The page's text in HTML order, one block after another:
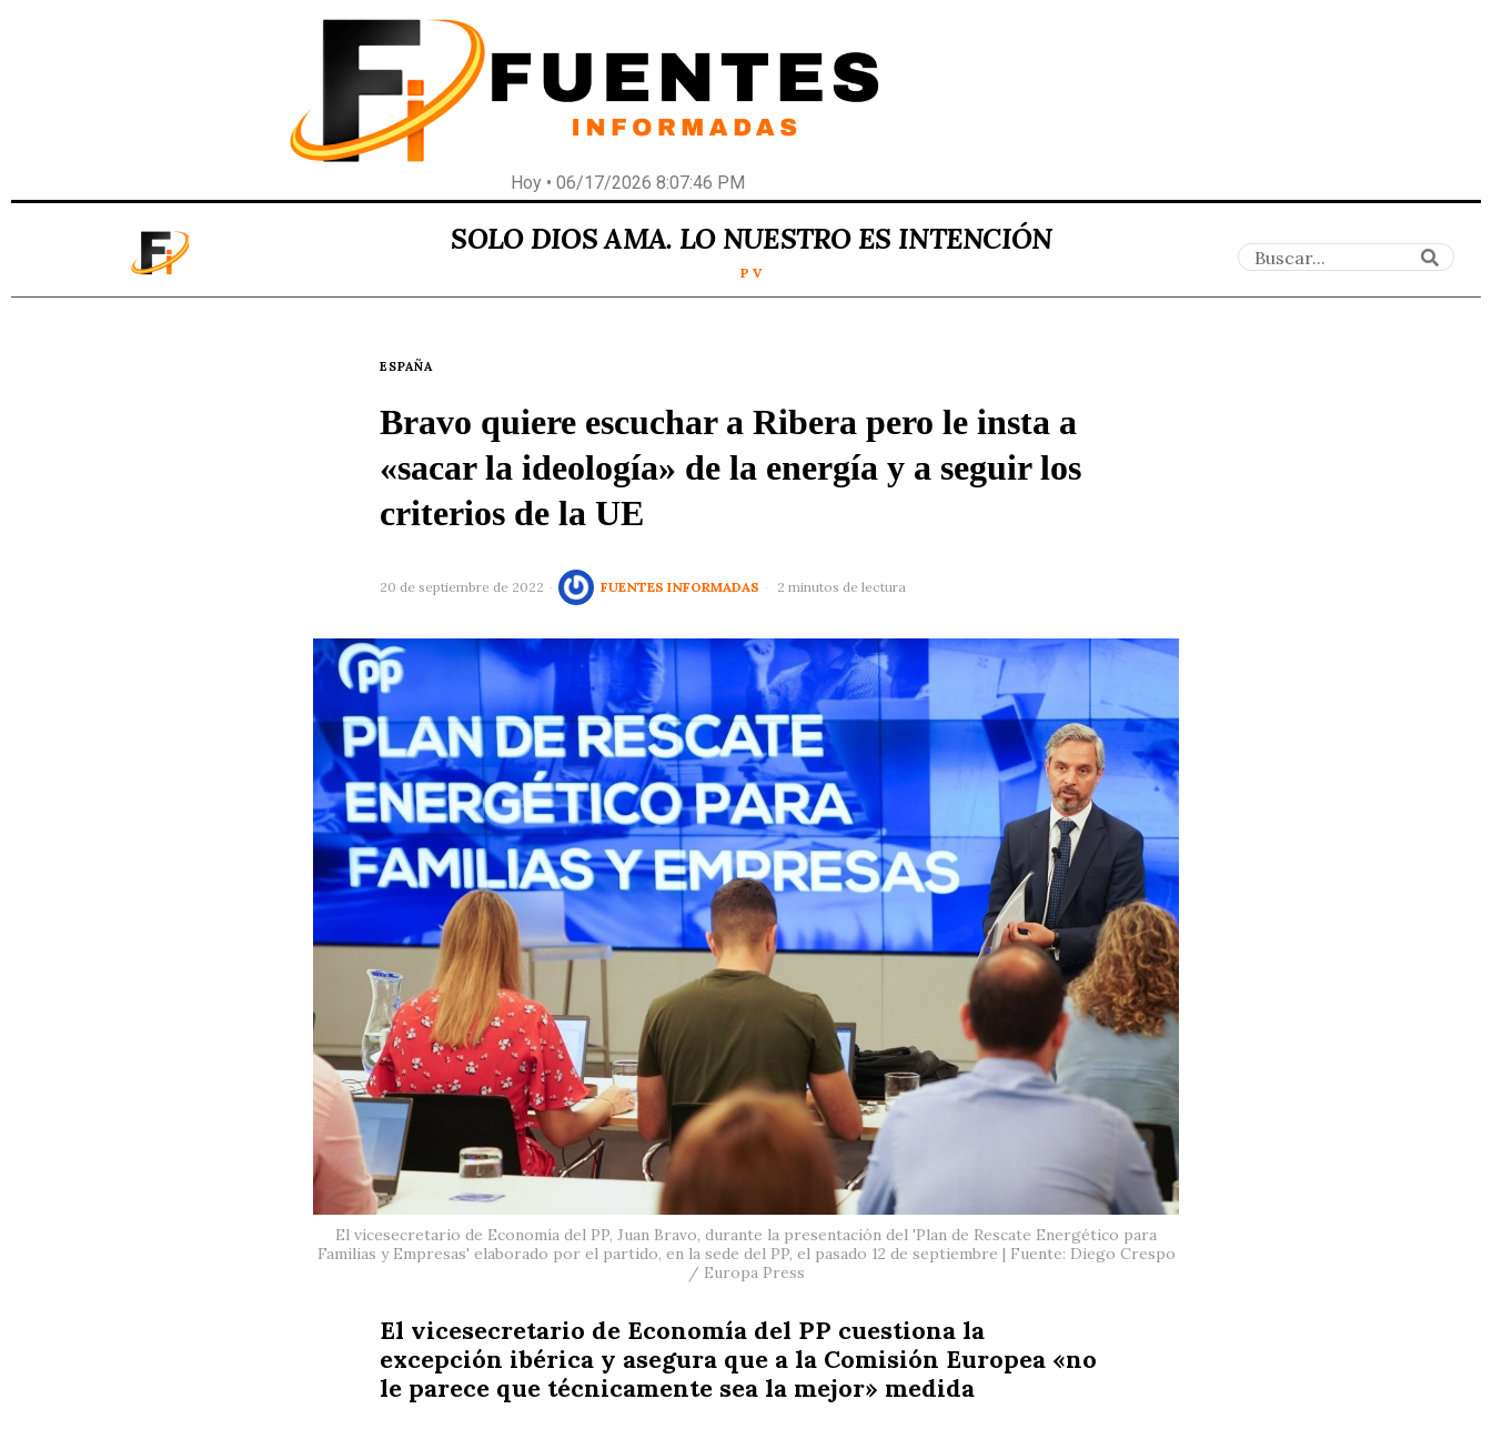
Hoy • 06/17/2026 8:07:46 PM
SOLO DIOS AMA. LO NUESTRO ES INTENCIÓN
P V
ESPAÑA
Bravo quiere escuchar a Ribera pero le insta a
«sacar la ideología» de la energía y a seguir los
criterios de la UE
20 de septiembre de 2022 FUENTES INFORMADAS 2 minutos de lectura
El vicesecretario de Economía del PP, Juan Bravo, durante la presentación del 'Plan de Rescate Energético para
Familias y Empresas' elaborado por el partido, en la sede del PP, el pasado 12 de septiembre | Fuente: Diego Crespo
/ Europa Press
El vicesecretario de Economía del PP cuestiona la
excepción ibérica y asegura que a la Comisión Europea «no
le parece que técnicamente sea la mejor» medida